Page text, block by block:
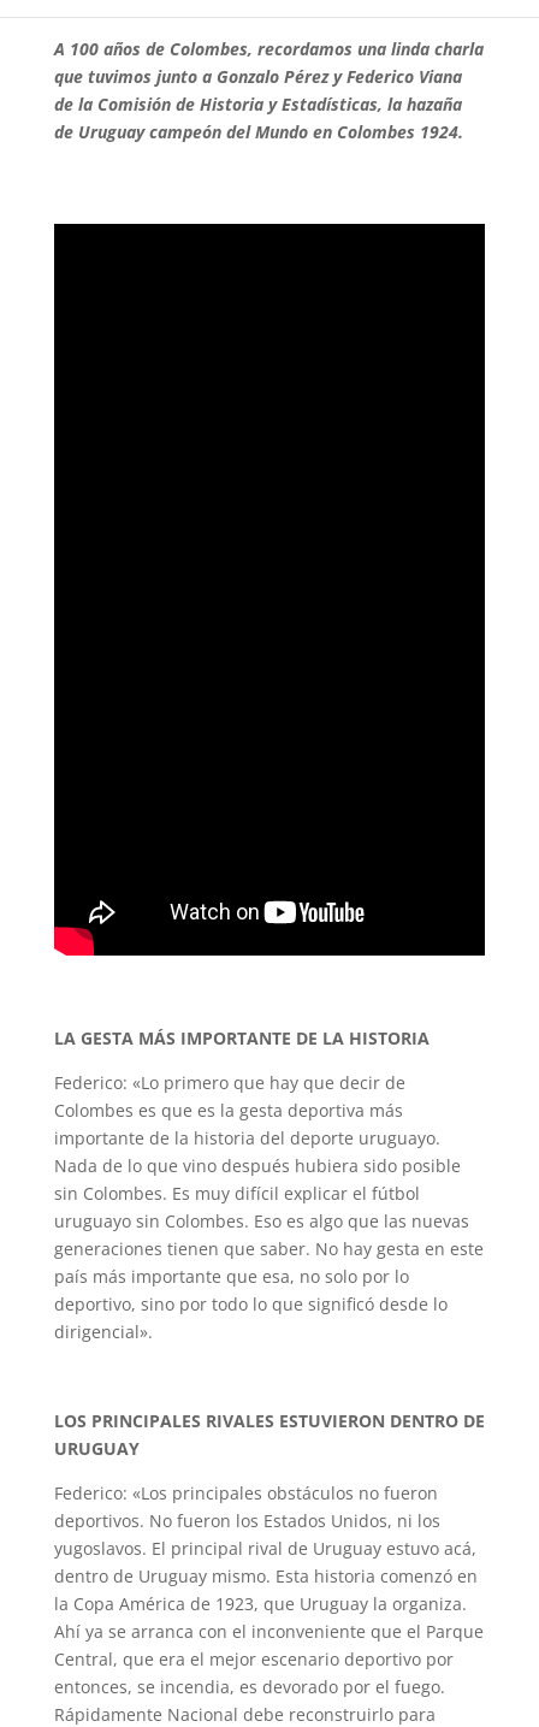
A 100 años de Colombes, recordamos una linda charla
que tuvimos junto a Gonzalo Pérez y Federico Viana
de la Comisión de Historia y Estadísticas, la hazaña
de Uruguay campeón del Mundo en Colombes 1924.
LA GESTA MÁS IMPORTANTE DE LA HISTORIA
Federico: «Lo primero que hay que decir de
Colombes es que es la gesta deportiva más
importante de la historia del deporte uruguayo.
Nada de lo que vino después hubiera sido posible
sin Colombes. Es muy difícil explicar el fútbol
uruguayo sin Colombes. Eso es algo que las nuevas
generaciones tienen que saber. No hay gesta en este
país más importante que esa, no solo por lo
deportivo, sino por todo lo que significó desde lo
dirigencial».
LOS PRINCIPALES RIVALES ESTUVIERON DENTRO DE
URUGUAY
Federico: «Los principales obstáculos no fueron
deportivos. No fueron los Estados Unidos, ni los
yugoslavos. El principal rival de Uruguay estuvo acá,
dentro de Uruguay mismo. Esta historia comenzó en
la Copa América de 1923, que Uruguay la organiza.
Ahí ya se arranca con el inconveniente que el Parque
Central, que era el mejor escenario deportivo por
entonces, se incendia, es devorado por el fuego.
Rápidamente Nacional debe reconstruirlo para